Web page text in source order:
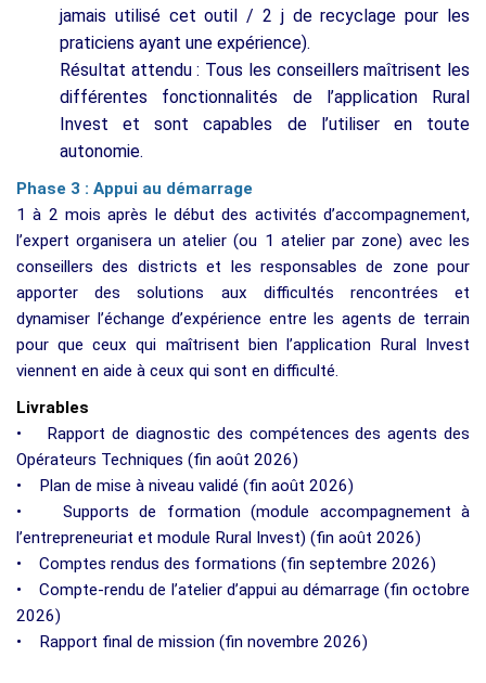
jamais utilisé cet outil / 2 j de recyclage pour les
praticiens ayant une expérience).
Résultat attendu : Tous les conseillers maîtrisent les
différentes fonctionnalités de l’application Rural
Invest et sont capables de l’utiliser en toute
autonomie.
Phase 3 : Appui au démarrage
1 à 2 mois après le début des activités d’accompagnement,
l’expert organisera un atelier (ou 1 atelier par zone) avec les
conseillers des districts et les responsables de zone pour
apporter des solutions aux difficultés rencontrées et
dynamiser l’échange d’expérience entre les agents de terrain
pour que ceux qui maîtrisent bien l’application Rural Invest
viennent en aide à ceux qui sont en difficulté.
Livrables
• Rapport de diagnostic des compétences des agents des
Opérateurs Techniques (fin août 2026)
• Plan de mise à niveau validé (fin août 2026)
• Supports de formation (module accompagnement à
l’entrepreneuriat et module Rural Invest) (fin août 2026)
• Comptes rendus des formations (fin septembre 2026)
• Compte-rendu de l’atelier d’appui au démarrage (fin octobre
2026)
• Rapport final de mission (fin novembre 2026)